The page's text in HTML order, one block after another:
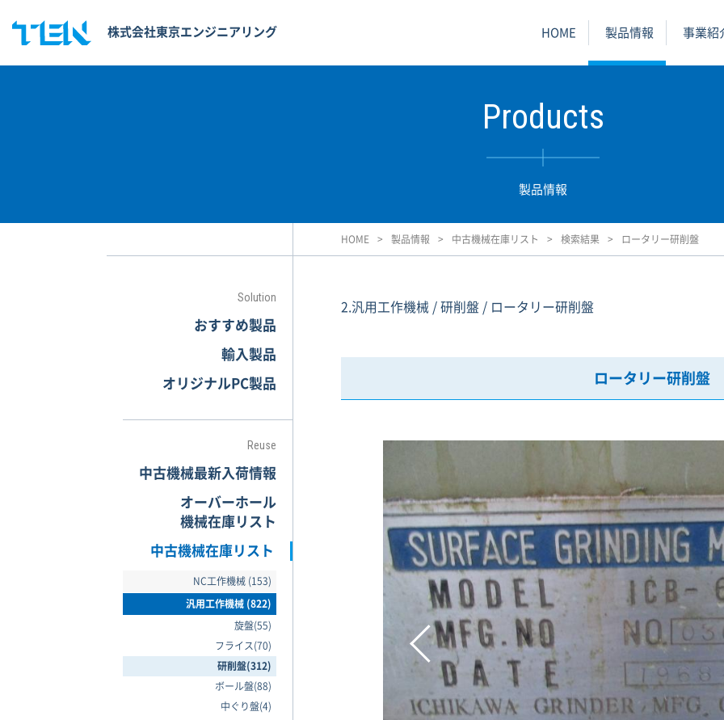
株式会社東京エンジニアリング HOME 製品情報 事業紹
Products
製品情報
HOME 製品情報 中古機械在庫リスト 検索結果 ロータリー研削盤
2.汎用工作機械 / 研削盤 / ロータリー研削盤
ロータリー研削盤
Solution
おすすめ製品
輸入製品
オリジナルPC製品
Reuse
中古機械最新入荷情報
オーバーホール
機械在庫リスト
中古機械在庫リスト
NC工作機械 (153)
汎用工作機械 (822)
旋盤(55)
フライス(70)
研削盤(312)
ボール盤(88)
中ぐり盤(4)